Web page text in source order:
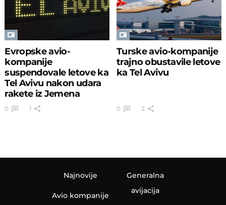
Evropske avio-
kompanije
suspendovale letove ka
Tel Avivu nakon udara
rakete iz Jemena
0 1
Turske avio-kompanije
trajno obustavile letove
ka Tel Avivu
0 2
Najnovije
Avio kompanije
Generalna
avijacija